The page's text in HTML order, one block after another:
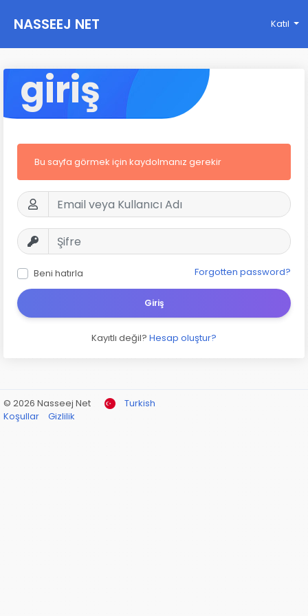
NASSEEJ NET Katıl
giriş
Bu sayfa görmek için kaydolmanız gerekir
Beni hatırla Forgotten password?
Giriş
Kayıtlı değil? Hesap oluştur?
© 2026 Nasseej Net
Turkish
Koşullar
Gizlilik